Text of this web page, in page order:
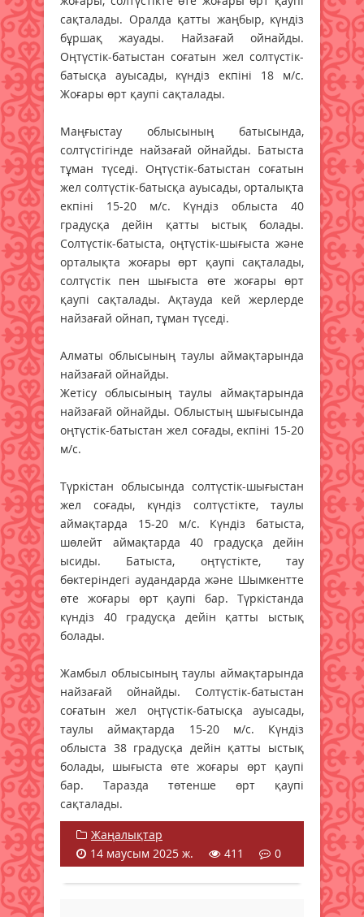
сақталады. Оралда қатты жаңбыр, күндіз
бұршақ жауады. Найзағай ойнайды.
Оңтүстік-батыстан соғатын жел солтүстік-
батысқа ауысады, күндіз екпіні 18 м/с.
Жоғары өрт қаупі сақталады.
Маңғыстау облысының батысында,
солтүстігінде найзағай ойнайды. Батыста
тұман түседі. Оңтүстік-батыстан соғатын
жел солтүстік-батысқа ауысады, орталықта
екпіні 15-20 м/с. Күндіз облыста 40
градусқа дейін қатты ыстық болады.
Солтүстік-батыста, оңтүстік-шығыста және
орталықта жоғары өрт қаупі сақталады,
солтүстік пен шығыста өте жоғары өрт
қаупі сақталады. Ақтауда кей жерлерде
найзағай ойнап, тұман түседі.
Алматы облысының таулы аймақтарында
найзағай ойнайды.
Жетісу облысының таулы аймақтарында
найзағай ойнайды. Облыстың шығысында
оңтүстік-батыстан жел соғады, екпіні 15-20
м/с.
Түркістан облысында солтүстік-шығыстан
жел соғады, күндіз солтүстікте, таулы
аймақтарда 15-20 м/с. Күндіз батыста,
шөлейт аймақтарда 40 градусқа дейін
ысиды. Батыста, оңтүстікте, тау
бөктеріндегі аудандарда және Шымкентте
өте жоғары өрт қаупі бар. Түркістанда
күндіз 40 градусқа дейін қатты ыстық
болады.
Жамбыл облысының таулы аймақтарында
найзағай ойнайды. Солтүстік-батыстан
соғатын жел оңтүстік-батысқа ауысады,
таулы аймақтарда 15-20 м/с. Күндіз
облыста 38 градусқа дейін қатты ыстық
болады, шығыста өте жоғары өрт қаупі
бар. Таразда төтенше өрт қаупі
сақталады.
Жаңалықтар
14 маусым 2025 ж.
411 0